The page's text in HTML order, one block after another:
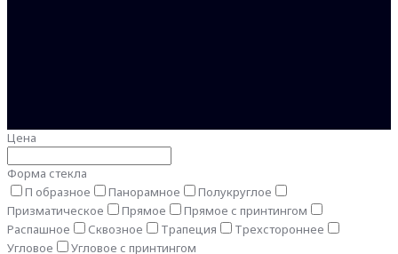
Цена
Форма стекла
П образное
Панорамное
Полукруглое
Призматическое
Прямое
Прямое с принтингом
Распашное
Сквозное Трапеция
Трехстороннее
Угловое
Угловое с принтингом